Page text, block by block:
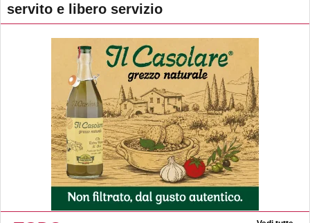
servito e libero servizio